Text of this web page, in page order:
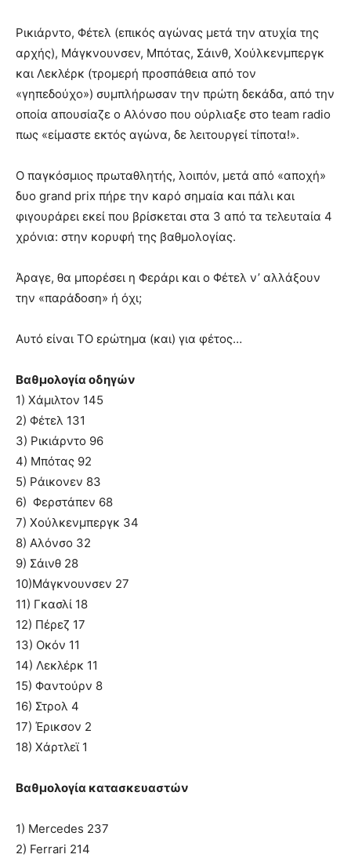
Ρικιάρντο, Φέτελ (επικός αγώνας μετά την ατυχία της
αρχής), Μάγκνουνσεν, Μπότας, Σάινθ, Χούλκενμπεργκ
και Λεκλέρκ (τρομερή προσπάθεια από τον
«γηπεδούχο») συμπλήρωσαν την πρώτη δεκάδα, από την
οποία απουσίαζε ο Αλόνσο που ούρλιαξε στο team radio
πως «είμαστε εκτός αγώνα, δε λειτουργεί τίποτα!».
Ο παγκόσμιος πρωταθλητής, λοιπόν, μετά από «αποχή»
δυο grand prix πήρε την καρό σημαία και πάλι και
φιγουράρει εκεί που βρίσκεται στα 3 από τα τελευταία 4
χρόνια: στην κορυφή της βαθμολογίας.
Άραγε, θα μπορέσει η Φεράρι και ο Φέτελ ν’ αλλάξουν
την «παράδοση» ή όχι;
Αυτό είναι ΤΟ ερώτημα (και) για φέτος…
Βαθμολογία οδηγών
1) Χάμιλτον 145
2) Φέτελ 131
3) Ρικιάρντο 96
4) Μπότας 92
5) Ράικονεν 83
6) Φερστάπεν 68
7) Χούλκενμπεργκ 34
8) Αλόνσο 32
9) Σάινθ 28
10)Μάγκνουνσεν 27
11) Γκασλί 18
12) Πέρεζ 17
13) Οκόν 11
14) Λεκλέρκ 11
15) Φαντούρν 8
16) Στρολ 4
17) Έρικσον 2
18) Χάρτλεϊ 1
Βαθμολογία κατασκευαστών
1) Mercedes 237
2) Ferrari 214